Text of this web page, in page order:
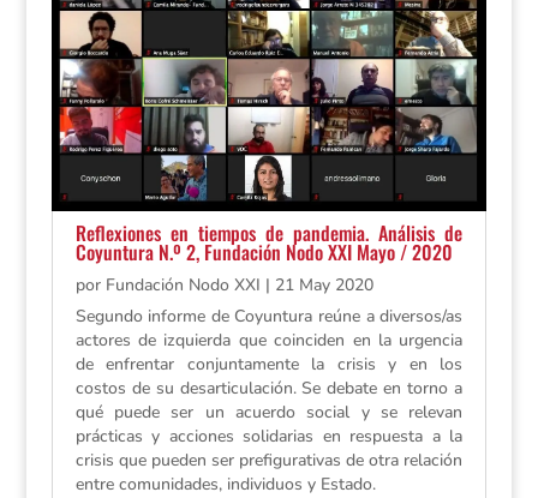
Reflexiones en tiempos de pandemia. Análisis de
Coyuntura N.º 2, Fundación Nodo XXI Mayo / 2020
por Fundación Nodo XXI | 21 May 2020
Segundo informe de Coyuntura reúne a diversos/as
actores de izquierda que coinciden en la urgencia
de enfrentar conjuntamente la crisis y en los
costos de su desarticulación. Se debate en torno a
qué puede ser un acuerdo social y se relevan
prácticas y acciones solidarias en respuesta a la
crisis que pueden ser prefigurativas de otra relación
entre comunidades, individuos y Estado.